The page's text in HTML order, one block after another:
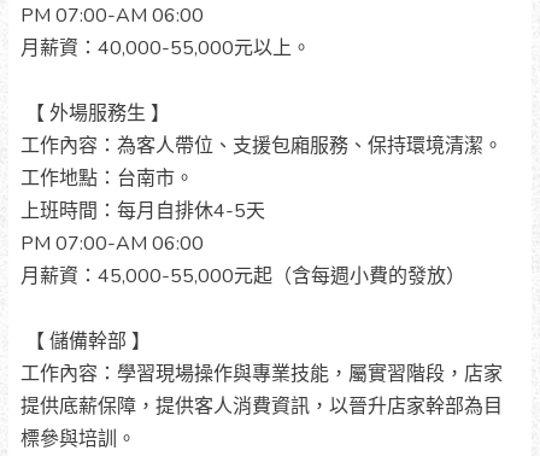
PM 07:00-AM 06:00
月薪資：40,000-55,000元以上。
【 外場服務生 】
工作內容：為客人帶位、支援包廂服務、保持環境清潔。
工作地點：台南市。
上班時間：每月自排休4-5天
PM 07:00-AM 06:00
月薪資：45,000-55,000元起（含每週小費的發放）
【 儲備幹部 】
工作內容：學習現場操作與專業技能，屬實習階段，店家
提供底薪保障，提供客人消費資訊，以晉升店家幹部為目
標參與培訓。